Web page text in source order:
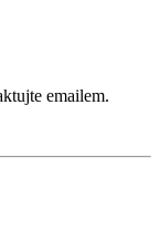
emailem.